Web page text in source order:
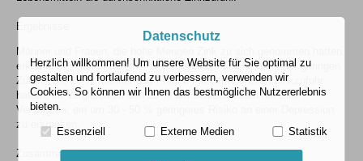
Ergebnisse
Männer und Frauen, die hohe Mengen Zink zu sich genommen hatten,
erkrankten seltener an einer Depression als solche mit einer geringen
Zufuhr. Die 20 % Männer und Frauen mit der höchsten Zinkzufuhr
hatten, im Vergleich zu den 20 % am schlechtesten mit Zink
Versorgten, ein um 30 - 50 % geringeres Risiko an einer Depression
zu erkranken.
Zusammenfassung
Datenschutz
Herzlich willkommen! Um unsere Website für Sie optimal zu
gestalten und fortlaufend zu verbessern, verwenden wir
Cookies. So können wir Ihnen das bestmögliche Nutzererlebnis
bieten.
Essenziell Externe Medien Statistik